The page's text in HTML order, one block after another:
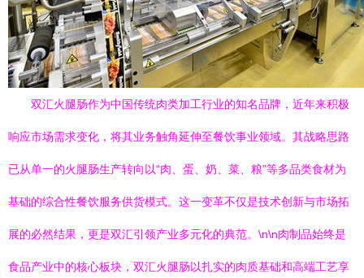
双汇火腿肠作为中国传统肉类加工行业的知名品牌，近年来积极
响应市场需求变化，将其业务触角延伸至餐饮事业领域。其战略思路
已从单一的火腿肠生产转向以“肉、蛋、奶、菜、粮”等多品类食材为
基础的综合性餐饮服务供货模式。这一变革不仅是技术创新与市场拓
展的必然结果，更是双汇引领产业多元化的典范。\n\n肉制品始终是
食品产业中的核心板块，双汇火腿肠以扎实的肉质基础和高端工艺享